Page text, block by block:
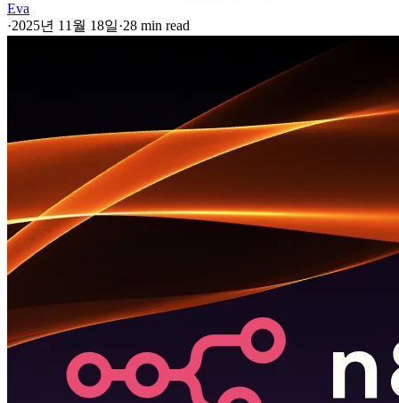
Eva
·2025년 11월 18일·28 min read